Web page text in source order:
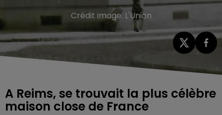
Crédit image: L'Union
A Reims, se trouvait la plus célèbre
maison close de France